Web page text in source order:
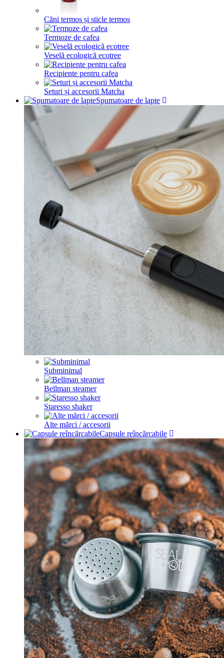
Căni termos și sticle termos
Termoze de cafea
Veselă ecologică ecotree
Recipiente pentru cafea
Seturi și accesorii Matcha
Spumatoare de lapte
Subminimal
Bellman steamer
Staresso shaker
Alte mărci / accesorii
Capsule reîncărcabile